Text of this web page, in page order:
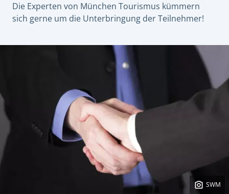
Die Experten von München Tourismus kümmern
sich gerne um die Unterbringung der Teilnehmer!
SWM